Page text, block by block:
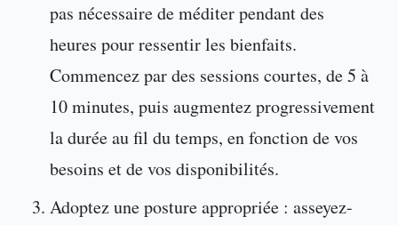
pas nécessaire de méditer pendant des
heures pour ressentir les bienfaits.
Commencez par des sessions courtes, de 5 à
10 minutes, puis augmentez progressivement
la durée au fil du temps, en fonction de vos
besoins et de vos disponibilités.
Adoptez une posture appropriée : asseyez-